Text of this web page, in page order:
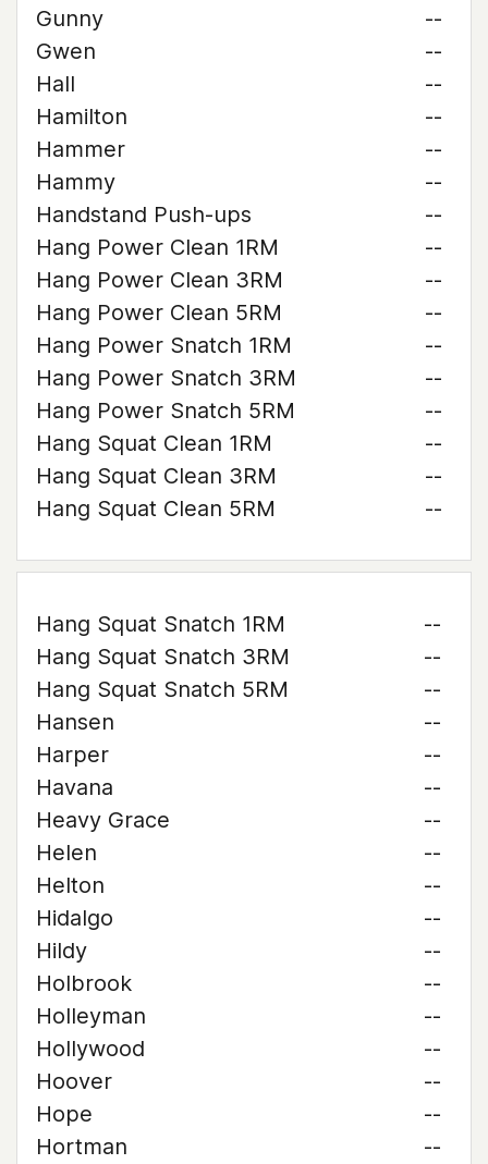
Gunny
--
Gwen
--
Hall
--
Hamilton
--
Hammer
--
Hammy
--
Handstand Push-ups
--
Hang Power Clean 1RM
--
Hang Power Clean 3RM
--
Hang Power Clean 5RM
--
Hang Power Snatch 1RM
--
Hang Power Snatch 3RM
--
Hang Power Snatch 5RM
--
Hang Squat Clean 1RM
--
Hang Squat Clean 3RM
--
Hang Squat Clean 5RM
--
Hang Squat Snatch 1RM
--
Hang Squat Snatch 3RM
--
Hang Squat Snatch 5RM
--
Hansen
--
Harper
--
Havana
--
Heavy Grace
--
Helen
--
Helton
--
Hidalgo
--
Hildy
--
Holbrook
--
Holleyman
--
Hollywood
--
Hoover
--
Hope
--
Hortman
--